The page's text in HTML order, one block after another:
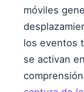
móviles
los eventos
se activan